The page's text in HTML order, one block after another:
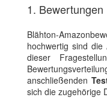
1. Bewertungen
Blähton-
hochwertig sind die
dieser
anschließenden
sich die zugehörige